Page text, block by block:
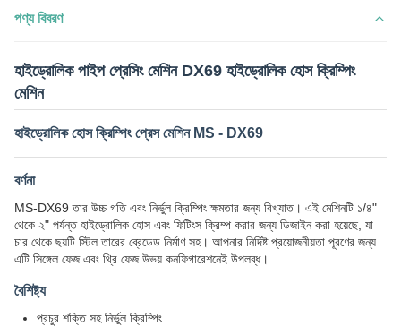
পণ্য বিবরণ
হাইড্রোলিক পাইপ প্রেসিং মেশিন DX69 হাইড্রোলিক হোস ক্রিম্পিং
মেশিন
হাইড্রোলিক হোস ক্রিম্পিং প্রেস মেশিন MS - DX69
বর্ণনা
MS-DX69 তার উচ্চ গতি এবং নির্ভুল ক্রিম্পিং ক্ষমতার জন্য বিখ্যাত। এই মেশিনটি ১/৪"
থেকে ২" পর্যন্ত হাইড্রোলিক হোস এবং ফিটিংস ক্রিম্প করার জন্য ডিজাইন করা হয়েছে, যা
চার থেকে ছয়টি স্টিল তারের ব্রেডেড নির্মাণ সহ। আপনার নির্দিষ্ট প্রয়োজনীয়তা পূরণের জন্য
এটি সিঙ্গেল ফেজ এবং থ্রি ফেজ উভয় কনফিগারেশনেই উপলব্ধ।
বৈশিষ্ট্য
প্রচুর শক্তি সহ নির্ভুল ক্রিম্পিং